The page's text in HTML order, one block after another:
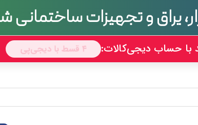
یراق و تجهیزات
70 سال تجربه